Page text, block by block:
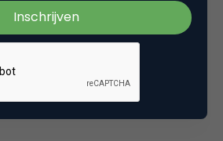
Zomercheck –